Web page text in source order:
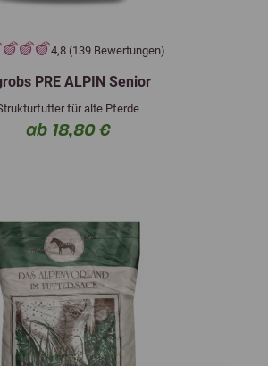
4,8 (139 Bewertungen)
PRE ALPIN Senior
für alte Pferde
ab 18,80 €